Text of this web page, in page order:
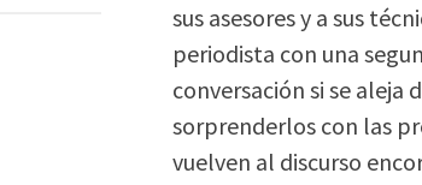
sus asesores y a sus
periodista con una
conversación si se aleja
sorprenderlos con las
vuelven al discurso